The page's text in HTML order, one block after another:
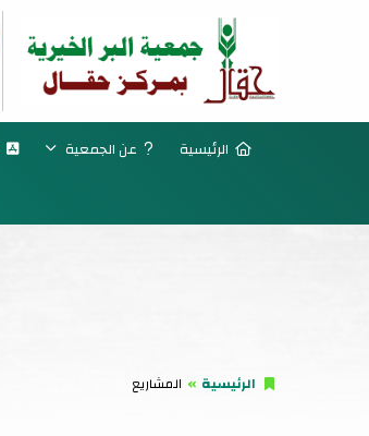
الرئيسية عن الجمعية
الرئيسية المشاريع